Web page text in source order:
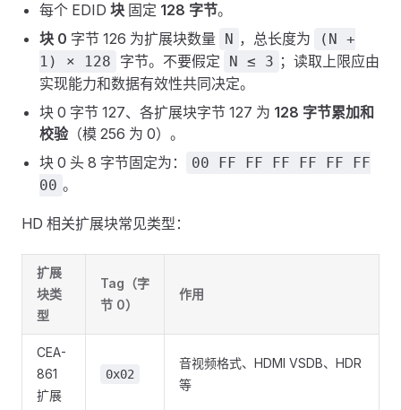
每个 EDID 块 固定 128 字节。
块 0 字节 126 为扩展块数量 N ，总长度为
(N +
1) × 128
字节。不要假定 N ≤ 3 ；读取上限应由
实现能力和数据有效性共同决定。
块 0 字节 127、各扩展块字节 127 为 128 字节累加和
校验（模 256 为 0）。
块 0 头 8 字节固定为：
00 FF FF FF FF FF FF
00 。
HD 相关扩展块常见类型：
扩展
块类
型
Tag（字
节 0）
作用
CEA-
861
扩展
0x02
音视频格式、HDMI VSDB、HDR
等